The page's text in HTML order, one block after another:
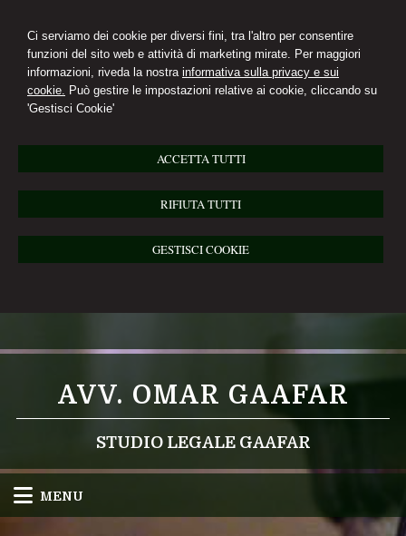
Ci serviamo dei cookie per diversi fini, tra l'altro per consentire
funzioni del sito web e attività di marketing mirate. Per maggiori
informazioni, riveda la nostra informativa sulla privacy e sui
cookie. Può gestire le impostazioni relative ai cookie, cliccando su
'Gestisci Cookie'
ACCETTA TUTTI
RIFIUTA TUTTI
GESTISCI COOKIE
AVV. OMAR GAAFAR
STUDIO LEGALE GAAFAR
MENU